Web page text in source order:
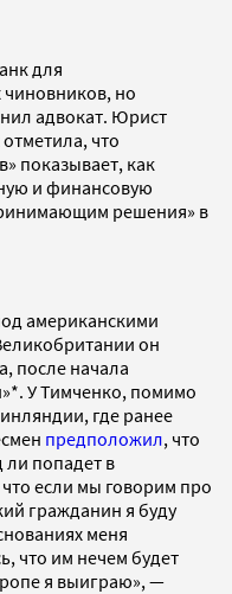
для
чиновников, но
адвокат. Юрист
что
показывает, как
и финансовую
решения» в
американскими
он
после начала
У Тимченко, помимо
где ранее
предположил, что
ли попадет в
если мы говорим про
гражданин я буду
меня
что им нечем будет
я выиграю», —